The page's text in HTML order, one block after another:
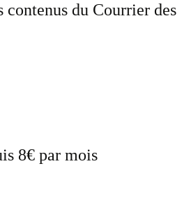
contenus du Courrier des
8€ par mois